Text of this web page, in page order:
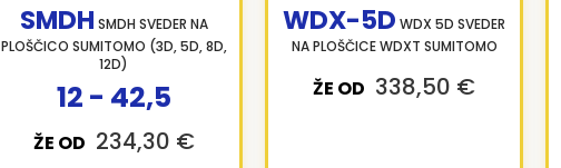
SMDH SMDH SVEDER NA
PLOŠČICO SUMITOMO (3D, 5D, 8D,
12D)
ŽE OD 234,30 €
12 - 42,5
WDX-5D WDX 5D SVEDER
NA PLOŠČICE WDXT SUMITOMO
ŽE OD 338,50 €